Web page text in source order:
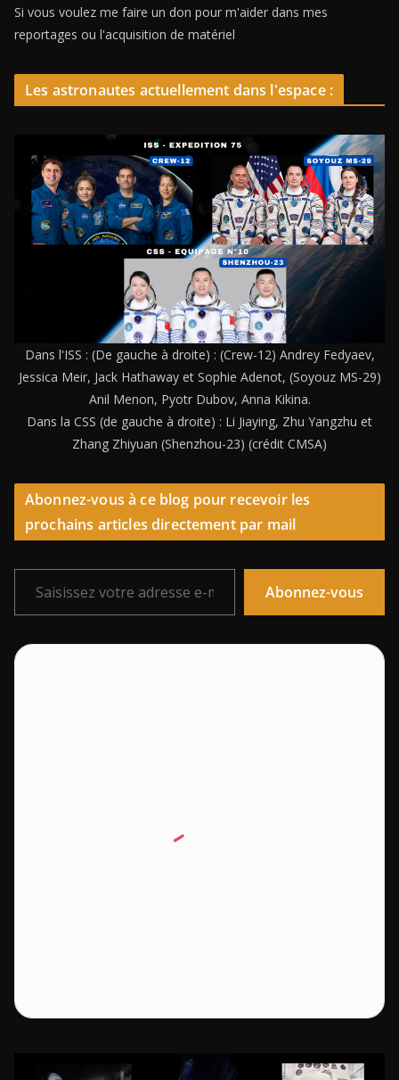
Si vous voulez me faire un don pour m'aider dans mes
reportages ou l'acquisition de matériel
Les astronautes actuellement dans l'espace :
Dans l'ISS : (De gauche à droite) : (Crew-12) Andrey Fedyaev,
Jessica Meir, Jack Hathaway et Sophie Adenot, (Soyouz MS-29)
Anil Menon, Pyotr Dubov, Anna Kikina.
Dans la CSS (de gauche à droite) : Li Jiaying, Zhu Yangzhu et
Zhang Zhiyuan (Shenzhou-23) (crédit CMSA)
Abonnez-vous à ce blog pour recevoir les
prochains articles directement par mail
Saisissez votre adresse e-mail…
Abonnez-vous